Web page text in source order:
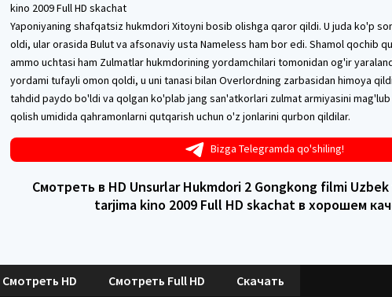
kino 2009 Full HD skachat
Yaponiyaning shafqatsiz hukmdori Xitoyni bosib olishga qaror qildi. U juda ko'p
oldi, ular orasida Bulut va afsonaviy usta Nameless ham bor edi. Shamol qochib
ammo uchtasi ham Zulmatlar hukmdorining yordamchilari tomonidan og'ir
yordami tufayli omon qoldi, u uni tanasi bilan Overlordning zarbasidan himoya
tahdid paydo bo'ldi va qolgan ko'plab jang san'atkorlari zulmat armiyasini
qolish umidida qahramonlarni qutqarish uchun o'z jonlarini qurbon qildilar.
Bizga Telegramda qo'shiling!
Смотреть в HD Unsurlar Hukmdori 2 Gongkong filmi
tarjima kino 2009 Full HD skachat в хорошем
Смотреть HD Смотреть Full HD Скачать